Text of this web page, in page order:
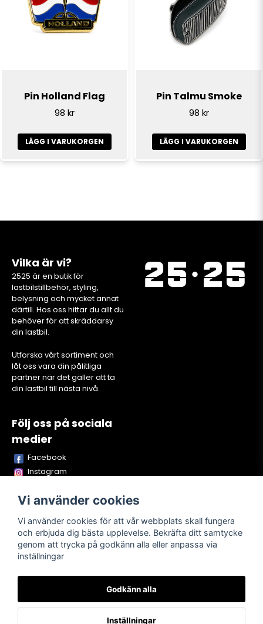
Pin Holland Flag
98 kr
LÄGG I VARUKORGEN
Pin Talmu Smoke
98 kr
LÄGG I VARUKORGEN
Vilka är vi?
2525 är en butik för
lastbilstillbehör, styling,
belysning och mycket annat
därtill. Hos oss hittar du allt du
behöver för att skräddarsy
din lastbil.
Utforska vårt sortiment och
låt oss vara din pålitliga
partner när det gäller att ta
din lastbil till nästa nivå.
Följ oss på sociala
medier
Facebook
Instagram
TikTok
Köpvillkor Kontakta oss Om oss
Vi använder cookies
Vi använder cookies för att vår webbplats skall fungera
och erbjuda dig bästa upplevelse. Bekräfta ditt samtycke
genom att trycka på godkänn alla eller anpassa via
inställningar
Godkänn alla
Inställningar